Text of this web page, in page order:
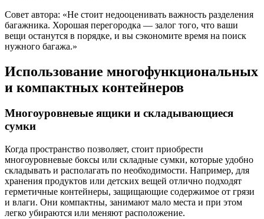
Совет автора: «Не стоит недооценивать важность разделения
багажника. Хорошая перегородка — залог того, что ваши
вещи останутся в порядке, и вы сэкономите время на поиск
нужного багажа.»
Использование многофункциональных
и компактных контейнеров
Многоуровневые ящики и складывающиеся
сумки
Когда пространство позволяет, стоит приобрести
многоуровневые боксы или складные сумки, которые удобно
складывать и располагать по необходимости. Например, для
хранения продуктов или детских вещей отлично подходят
герметичные контейнеры, защищающие содержимое от грязи
и влаги. Они компактны, занимают мало места и при этом
легко убираются или меняют расположение.